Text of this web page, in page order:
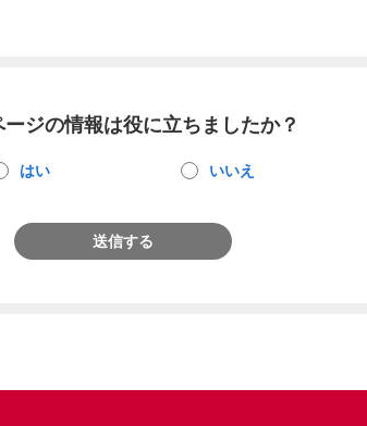
ージの情報は役に立ちましたか？
はい いいえ
送信する